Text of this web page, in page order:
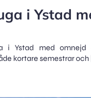
i Ystad
i Ystad med omnejd
kortare semestrar och